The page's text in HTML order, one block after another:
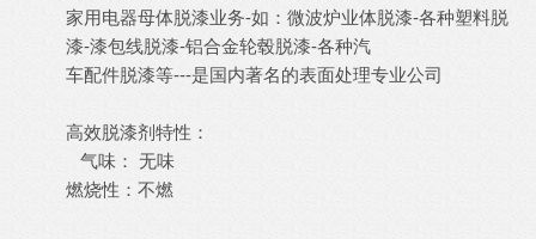
家用电器母体脱漆业务-如：微波炉业体脱漆-各种塑料脱
漆-漆包线脱漆-铝合金轮毂脱漆-各种汽
车配件脱漆等---是国内著名的表面处理专业公司
高效脱漆剂特性：
气味： 无味
燃烧性：不燃